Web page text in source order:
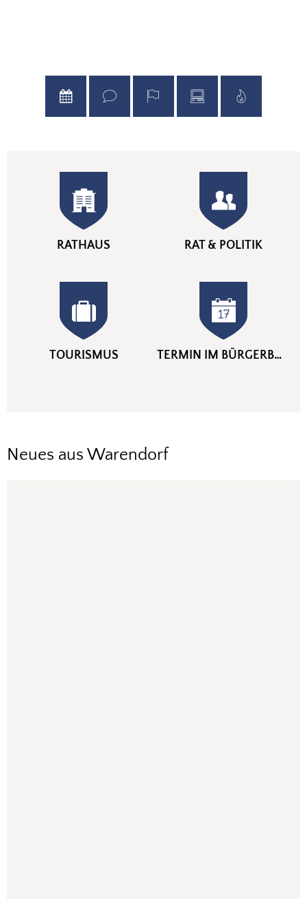
RATHAUS RAT & POLITIK
TOURISMUS TERMIN IM BÜRGERBÜRO
Neues aus Warendorf